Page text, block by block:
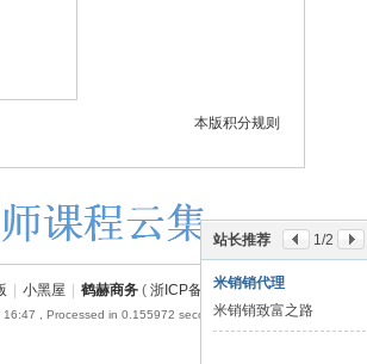
本版积分规则
站长推荐 1/2
米销销代理
米销销致富之路
| 小黑屋 | 鹤赫商务 ( 浙ICP备18054110号-1
16:47 , Processed in 0.155972 second(s), 17 queries .